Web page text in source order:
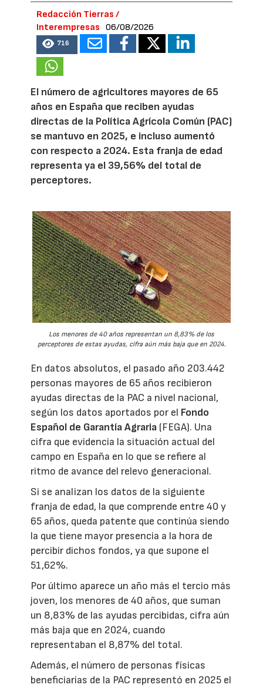
Redacción Tierras /
Interempresas
06/08/2026
716
El número de agricultores mayores de 65
años en España que reciben ayudas
directas de la Política Agrícola Común (PAC)
se mantuvo en 2025, e incluso aumentó
con respecto a 2024. Esta franja de edad
representa ya el 39,56% del total de
perceptores.
Los menores de 40 años representan un 8,83% de los
perceptores de estas ayudas, cifra aún más baja que en 2024.
En datos absolutos, el pasado año 203.442
personas mayores de 65 años recibieron
ayudas directas de la PAC a nivel nacional,
según los datos aportados por el Fondo
Español de Garantía Agraria (FEGA). Una
cifra que evidencia la situación actual del
campo en España en lo que se refiere al
ritmo de avance del relevo generacional.
Si se analizan los datos de la siguiente
franja de edad, la que comprende entre 40 y
65 años, queda patente que continúa siendo
la que tiene mayor presencia a la hora de
percibir dichos fondos, ya que supone el
51,62%.
Por último aparece un año más el tercio más
joven, los menores de 40 años, que suman
un 8,83% de las ayudas percibidas, cifra aún
más baja que en 2024, cuando
representaban el 8,87% del total.
Además, el número de personas físicas
beneficiarias de la PAC representó en 2025 el